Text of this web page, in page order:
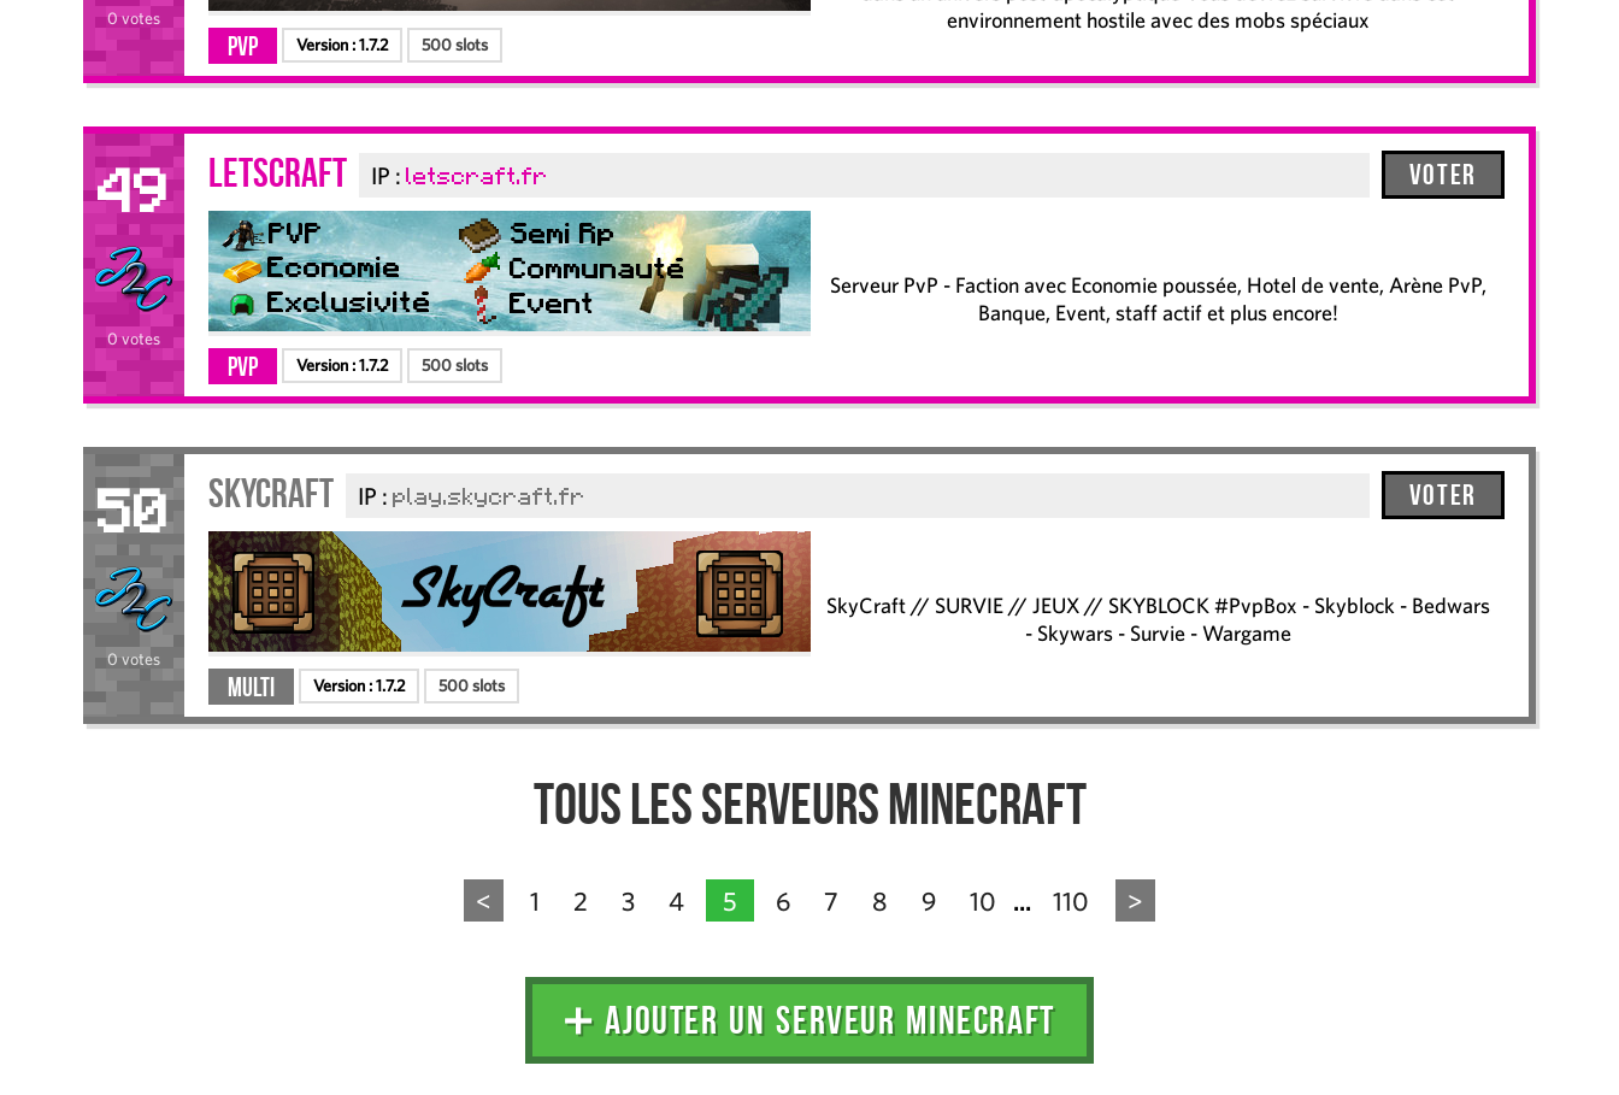
0 votes
PvP Version :1.7.2 500 slots
environnement hostile avec des mobs spéciaux
49
0 votes
LetsCraft IP : letscraft.fr Voter
PvP Version :1.7.2 500 slots
Serveur PvP - Faction avec Economie poussée, Hotel de vente, Arène PvP,
Banque, Event, staff actif et plus encore!
50
0 votes
SkyCraft IP : play.skycraft.fr Voter
Multi Version :1.7.2 500 slots
SkyCraft // SURVIE // JEUX // SKYBLOCK #PvpBox - Skyblock - Bedwars
- Skywars - Survie - Wargame
Tous les serveurs Minecraft
< 1 2 3 4 5 6 7 8 9 10 ... 110 >
➕ AJOUTER UN SERVEUR MINECRAFT